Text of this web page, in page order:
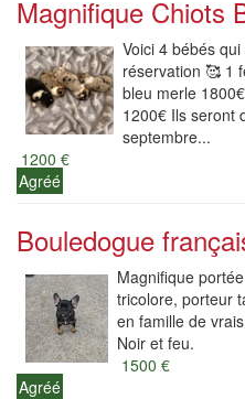
Magnifique Chiots
Voici 4 bébés
réservation 🥰 1
bleu merle
1200€ Ils seront
septembre...
1200 €
Agréé
Bouledogue
Magnifique
tricolore, porteur
en famille de
Noir et feu.
1500 €
Agréé